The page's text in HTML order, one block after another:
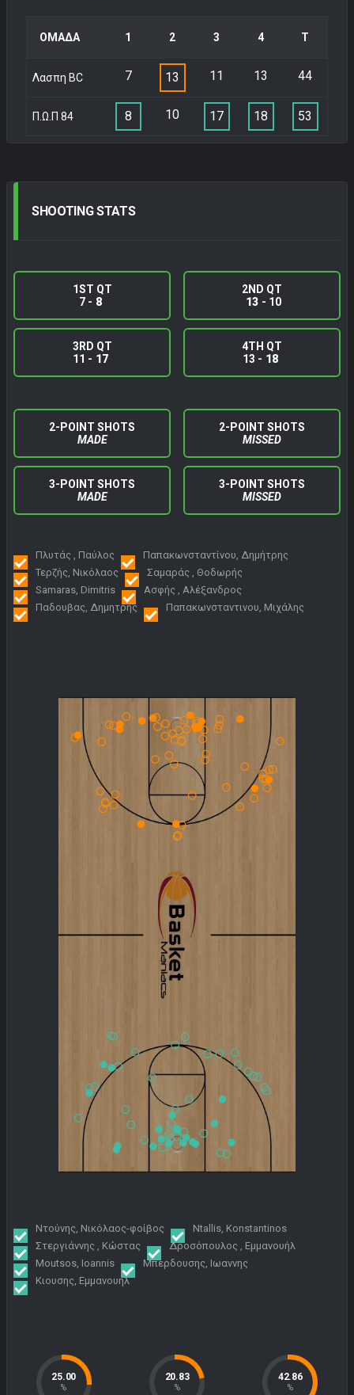
ΟΜΑΔΑ 1 2 3 4 Τ
Λασπη BC 7 13 11 13 44
Π.Ω.Π 84 8 10 17 18 53
SHOOTINGSTATS
1ST QT
7 - 8
2ND QT
13 - 10
3RD QT
11 - 17
4TH QT
13 - 18
2-POINT SHOTS
MADE
2-POINT SHOTS
MISSED
3-POINT SHOTS
MADE
3-POINT SHOTS
MISSED
Πλυτάς , Παύλος
Παπακωνσταντίνου, Δημήτρης
Τερζής, Νικόλαος
Σαμαράς , Θοδωρής
Samaras, Dimitris
Ασφής , Αλέξανδρος
Παδουβας, Δημητρης
Παπακωνσταντινου, Μιχάλης
Ντούνης, Νικόλαος-φοίβος
Ntallis, Konstantinos
Στεργιάννης , Κώστας
Δροσόπουλος , Εμμανουήλ
Moutsos, Ioannis
Μπερδουσης, Ιωαννης
Κιουσης, Εμμανουηλ
25.00
%
20.83
%
42.86
%